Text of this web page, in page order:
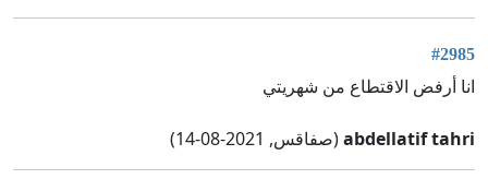
#2985
انا أرفض الاقتطاع من شهريتي
abdellatif tahri(صفاقس, 2021-08-14)